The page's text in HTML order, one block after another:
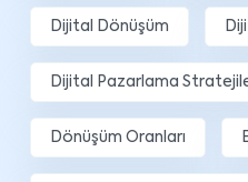
Dijital Dönüşüm
Dijital Pazarlama
Dönüşüm Oranları